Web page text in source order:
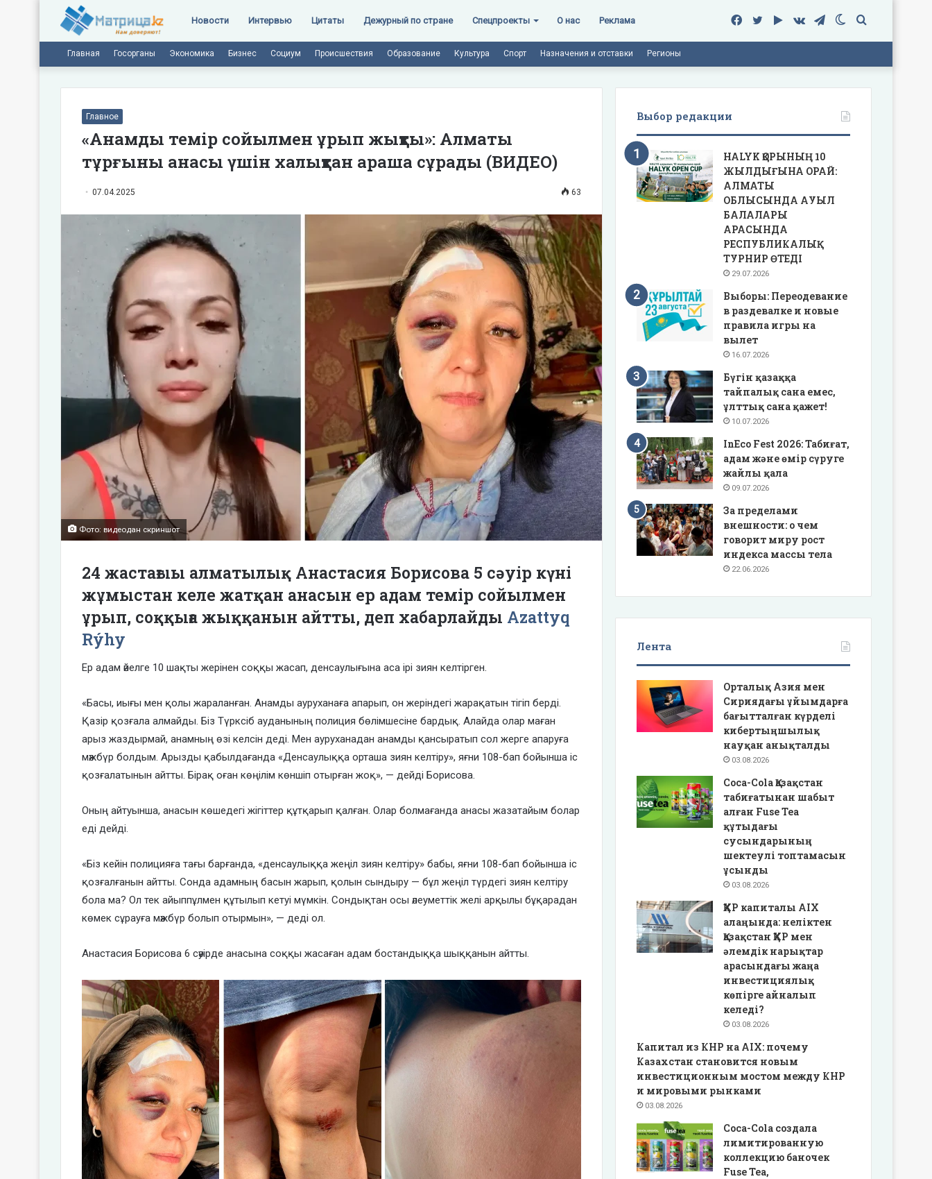
Новости Интервью Цитаты Дежурный по стране Спецпроекты О нас Реклама Поиск
Switch
Telegram
vk.com
Google
Twitter
Facebook
Главная Госорганы Экономика Бизнес Социум Происшествия Образование Культура Спорт Назначения и отставки Регионы
Главное
«Анамды темір сойылмен ұрып жықты»: Алматы
тұрғыны анасы үшін халықтан араша сұрады (ВИДЕО)
07.04.2025 63
Фото: видеодан скриншот
24 жастағыы алматылық Анастасия Борисова 5 сәуір күні
жұмыстан келе жатқан анасын ер адам темір сойылмен
ұрып, соққыға жыққанын айтты, деп хабарлайды Azattyq
Rýhy
Ер адам әйелге 10 шақты жерінен соққы жасап, денсаулығына аса ірі зиян келтірген.
«Басы, иығы мен қолы жараланған. Анамды ауруханаға апарып, он жеріндегі жарақатын тігіп берді.
Қазір қозғала алмайды. Біз Түрксіб ауданының полиция бөлімшесіне бардық. Алайда олар маған
арыз жаздырмай, анамның өзі келсін деді. Мен ауруханадан анамды қансыратып сол жерге апаруға
мәжбүр болдым. Арызды қабылдағанда «Денсаулыққа орташа зиян келтіру», яғни 108-бап бойынша іс
қозғалатынын айтты. Бірақ оған көңілім көншіп отырған жоқ», — дейді Борисова.
Оның айтуынша, анасын көшедегі жігіттер құтқарып қалған. Олар болмағанда анасы жазатайым болар
еді дейді.
«Біз кейін полицияға тағы барғанда, «денсаулыққа жеңіл зиян келтіру» бабы, яғни 108-бап бойынша іс
қозғалғанын айтты. Сонда адамның басын жарып, қолын сындыру — бұл жеңіл түрдегі зиян келтіру
бола ма? Ол тек айыппұлмен құтылып кетуі мүмкін. Сондықтан осы әлеуметтік желі арқылы бұқарадан
көмек сұрауға мәжбүр болып отырмын», — деді ол.
Анастасия Борисова 6 сәуірде анасына соққы жасаған адам бостандыққа шыққанын айтты.
Выбор редакции
HALYK ҚОРЫНЫҢ 10
ЖЫЛДЫҒЫНА ОРАЙ:
АЛМАТЫ
ОБЛЫСЫНДА АУЫЛ
БАЛАЛАРЫ
АРАСЫНДА
РЕСПУБЛИКАЛЫҚ
ТУРНИР ӨТЕДІ
29.07.2026
Выборы: Переодевание
в раздевалке и новые
правила игры на
вылет
16.07.2026
Бүгін қазаққа
тайпалық сана емес,
ұлттық сана қажет!
10.07.2026
InEco Fest 2026: Табиғат,
адам және өмір сүруге
жайлы қала
09.07.2026
За пределами
внешности: о чем
говорит миру рост
индекса массы тела
22.06.2026
Лента
Орталық Азия мен
Сириядағы ұйымдарға
бағытталған күрделі
кибертыңшылық
науқан анықталды
03.08.2026
Coca-Cola Қазақстан
табиғатынан шабыт
алған Fuse Tea
құтыдағы
сусындарының
шектеулі топтамасын
ұсынды
03.08.2026
ҚХР капиталы AIX
алаңында: неліктен
Қазақстан ҚХР мен
әлемдік нарықтар
арасындағы жаңа
инвестициялық
көпірге айналып
келеді?
03.08.2026
Капитал из КНР на AIX: почему
Казахстан становится новым
инвестиционным мостом между КНР
и мировыми рынками
03.08.2026
Coca-Cola создала
лимитированную
коллекцию баночек
Fuse Tea,